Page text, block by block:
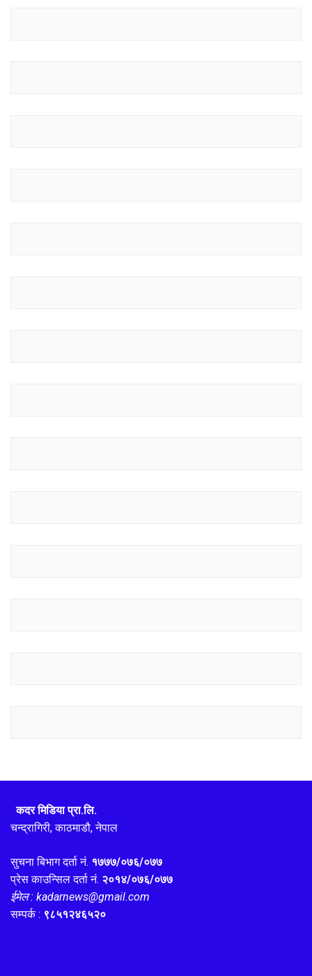
कदर मिडिया प्रा.लि.
चन्द्रागिरी, काठमाडौ, नेपाल
सुचना बिभाग दर्ता नं. १७७७/०७६/०७७
प्रेस काउन्सिल दर्ता नं. २०१४/०७६/०७७
ईमेल : kadarnews@gmail.com
सम्पर्क : ९८५१२४६५२०